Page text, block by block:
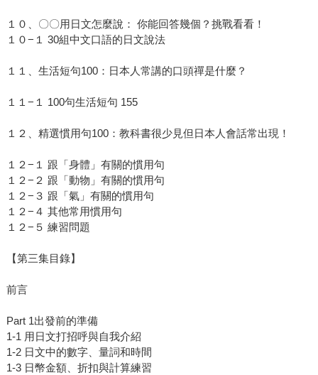
１０、〇〇用日文怎麼說： 你能回答幾個？挑戰看看！
１０−１ 30組中文口語的日文說法
１１、生活短句100：日本人常講的口頭禪是什麼？
１１−１ 100句生活短句 155
１２、精選慣用句100：教科書很少見但日本人會話常出現！
１２−１ 跟「身體」有關的慣用句
１２−２ 跟「動物」有關的慣用句
１２−３ 跟「氣」有關的慣用句
１２−４ 其他常用慣用句
１２−５ 練習問題
【第三集目錄】
前言
Part 1出發前的準備
1-1 用日文打招呼與自我介紹
1-2 日文中的數字、量詞和時間
1-3 日幣金額、折扣與計算練習